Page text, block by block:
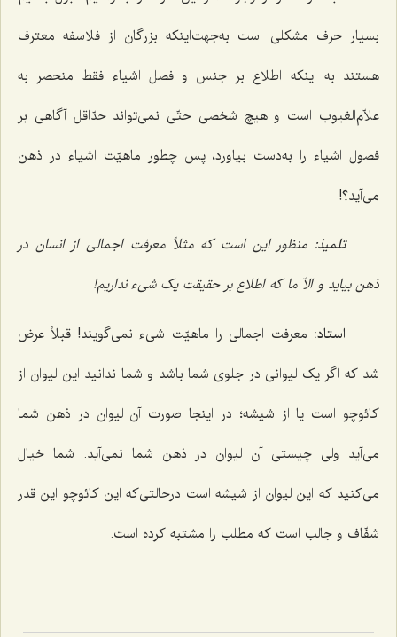
بسیار حرف مشکلی است به‌جهت‌اینکه بزرگان از فلاسفه معترف
هستند به اینکه اطلاع بر جنس و فصل اشیاء فقط منحصر به
علاّم‌الغیوب است و هیچ شخصی حتّی نمی‌تواند حدّاقل آگاهی بر
فصول اشیاء را به‌دست بیاورد، پس چطور ماهیّت اشیاء در ذهن
می‌آید؟!
تلمیذ: منظور این است که مثلاً معرفت اجمالی از انسان در
ذهن بیاید و الاّ ما که اطلاع بر حقیقت یک شیء نداریم!
استاد: معرفت اجمالی را ماهیّت شیء نمی‌گویند! قبلاً عرض
شد که اگر یک لیوانی در جلوی شما باشد و شما ندانید این لیوان از
کائوچو است یا از شیشه؛ در اینجا صورت آن لیوان در ذهن شما
می‌آید ولی چیستی آن لیوان در ذهن شما نمی‌آید. شما خیال
می‌کنید که این لیوان از شیشه است درحالتی‌که این کائوچو این قدر
شفّاف و جالب است که مطلب را مشتبه کرده است.